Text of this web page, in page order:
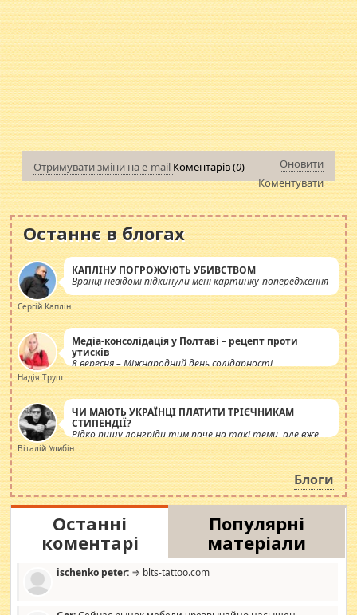
Отримувати зміни на e-mail Коментарів (0)
Оновити
Коментувати
Останнє в блогах
КАПЛІНУ ПОГРОЖУЮТЬ УБИВСТВОМ
Вранці невідомі підкинули мені картинку-попередження
Сергій Каплін
Медіа-консолідація у Полтаві – рецепт проти
утисків
8 вересня – Міжнародний день солідарності
журналістів.
Надія Труш
ЧИ МАЮТЬ УКРАЇНЦІ ПЛАТИТИ ТРІЄЧНИКАМ
СТИПЕНДІЇ?
Рідко пишу лонгріди тим паче на такі теми, але вже
просто дістало! Обурюють сьогоднішні інсенуації
навколо стипендіального питання. Штучно
роздувається ще одна соціальна катастрофа.
Віталій Улибін
Блоги
Останні
коментарі
Популярні
матеріали
ischenko peter: ⇒ blts-tattoo.com